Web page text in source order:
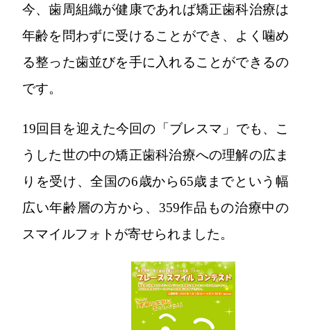
今、歯周組織が健康であれば矯正歯科治療は
年齢を問わずに受けることができ、よく噛め
る整った歯並びを手に入れることができるの
です。
19回目を迎えた今回の「ブレスマ」でも、こ
うした世の中の矯正歯科治療への理解の広ま
りを受け、全国の6歳から65歳までという幅
広い年齢層の方から、359作品もの治療中の
スマイルフォトが寄せられました。